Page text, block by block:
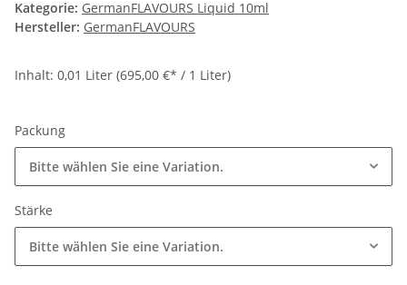
Kategorie: GermanFLAVOURS Liquid 10ml
Hersteller: GermanFLAVOURS
Inhalt: 0,01 Liter (695,00 €* / 1 Liter)
Packung
Bitte wählen Sie eine Variation.
Stärke
Bitte wählen Sie eine Variation.